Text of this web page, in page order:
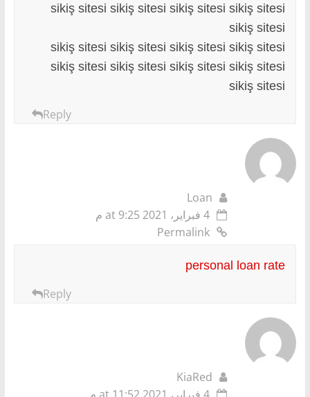
sikiş sitesi sikiş sitesi sikiş sitesi sikiş sitesi
sikiş sitesi
sikiş sitesi sikiş sitesi sikiş sitesi sikiş sitesi
sikiş sitesi sikiş sitesi sikiş sitesi sikiş sitesi
sikiş sitesi
Reply
Loan
4 فبراير، 2021 at 9:25 م
Permalink
personal loan rate
Reply
KiaRed